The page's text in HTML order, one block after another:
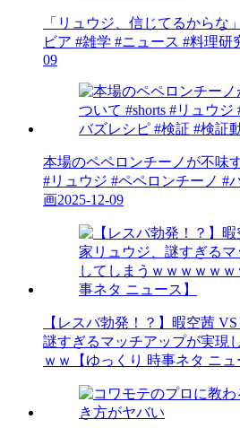
「リュウジ、信じてるからな
ビア #雑学 #ニュース #料理研
09
本場のペペロンチーノが不味
#リュウジ #ペペロンチーノ #
画2025-12-09
【レスバ勃発！？】暇空茜
謎すぎるマッチアップが実現
ｗｗ【ゆっくり 時事ネタ ニュ